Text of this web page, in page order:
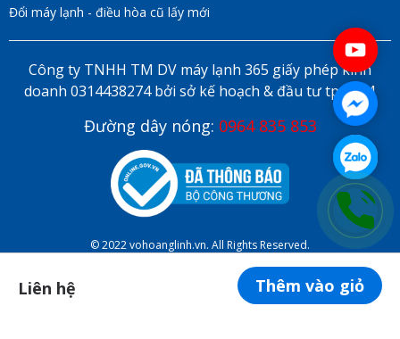
Liên hệ Thêm vào giỏ
Đổi máy lạnh - điều hòa cũ lấy mới
Công ty TNHH TM DV máy lạnh 365 giấy phép kinh
doanh 0314438274 bởi sở kế hoạch & đầu tư tp HCM
Đường dây nóng: 0964 835 853
© 2022 vohoanglinh.vn. All Rights Reserved.